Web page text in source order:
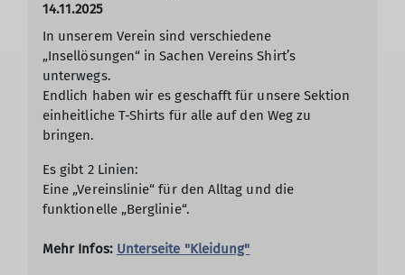
14.11.2025
In unserem Verein sind verschiedene
„Insellösungen“ in Sachen Vereins Shirt’s
unterwegs.
Endlich haben wir es geschafft für unsere Sektion
einheitliche T-Shirts für alle auf den Weg zu
bringen.
Es gibt 2 Linien:
Eine „Vereinslinie“ für den Alltag und die
funktionelle „Berglinie“.
Mehr Infos: Unterseite "Kleidung"